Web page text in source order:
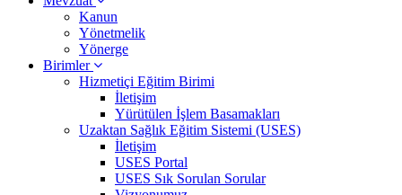
Kanun
Yönetmelik
Yönerge
Birimler
Hizmetiçi Eğitim Birimi
İletişim
Yürütülen İşlem Basamakları
Uzaktan Sağlık Eğitim Sistemi (USES)
İletişim
USES Portal
USES Sık Sorulan Sorular